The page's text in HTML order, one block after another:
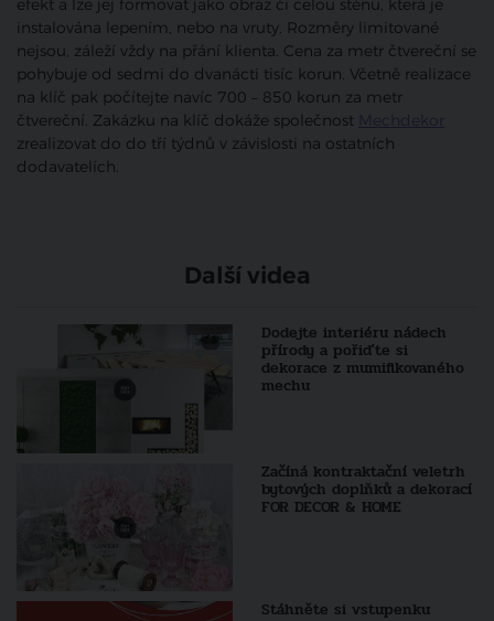
efekt a lze jej formovat jako obraz či celou stěnu, která je
instalována lepením, nebo na vruty. Rozměry limitované
nejsou, záleží vždy na přání klienta. Cena za metr čtvereční se
pohybuje od sedmi do dvanácti tisíc korun. Včetně realizace
na klíč pak počítejte navíc 700 – 850 korun za metr
čtvereční. Zakázku na klíč dokáže společnost Mechdekor
zrealizovat do do tří týdnů v závislosti na ostatních
dodavatelích.
Další videa
Dodejte interiéru nádech
přírody a pořiďte si
dekorace z mumifikovaného
mechu
Začíná kontraktační veletrh
bytových doplňků a dekorací
FOR DECOR & HOME
Stáhněte si vstupenku